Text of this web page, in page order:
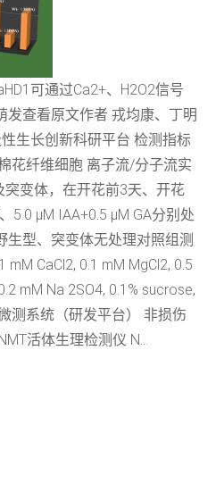
可通过Ca2+、H2O2信号
发查看原文作者 戎均康、丁明
生长创新科研平台 检测指标
花纤维细胞 离子流/分子流实
变体，在开花前3天、开花
5.0 μM IAA+0.5 μM GA分别处
生型、突变体无处理对照组测
mM CaCl2, 0.1 mM MgCl2, 0.5
mM Na 2SO4, 0.1% sucrose,
测系统（研发平台） 非损伤
活体生理检测仪 N...